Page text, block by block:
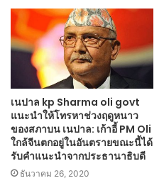
เนปาล kp Sharma oli govt
แนะนำให้โทรหาช่วงฤดูหนาว
ของสภาบน เนปาล: เก้าอี้ PM Oli
ใกล้จีนตกอยู่ในอันตรายขณะนี้ได้
รับคำแนะนำจากประธานาธิบดี
ธันวาคม 26, 2020